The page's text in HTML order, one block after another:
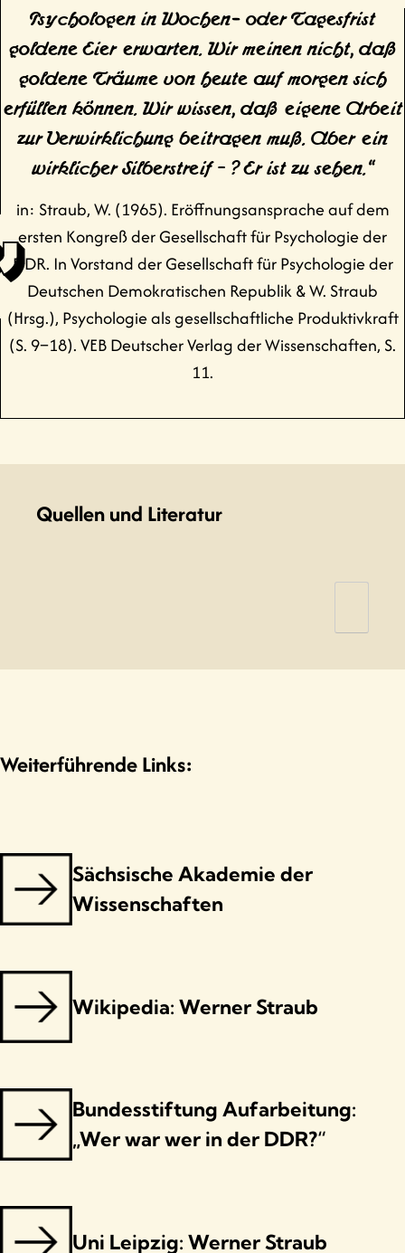
Psychologen in Wochen- oder Tagesfrist
goldene Eier erwarten. Wir meinen nicht, daß
goldene Träume von heute auf morgen sich
erfüllen können. Wir wissen, daß eigene Arbeit
zur Verwirklichung beitragen muß. Aber ein
wirklicher Silberstreif – ? Er ist zu sehen.“
in: Straub, W. (1965). Eröffnungsansprache auf dem
ersten Kongreß der Gesellschaft für Psychologie der
DDR. In Vorstand der Gesellschaft für Psychologie der
Deutschen Demokratischen Republik & W. Straub
(Hrsg.), Psychologie als gesellschaftliche Produktivkraft
(S. 9–18). VEB Deutscher Verlag der Wissenschaften, S.
11.
Quellen und Literatur
Hacker, W. (1983). Nachruf Werner Straub
Entscheidungen für die Psychologie an der
Weiterführende Links:
Sächsische Akademie der
Wissenschaften
Wikipedia: Werner Straub
Bundesstiftung Aufarbeitung:
„Wer war wer in der DDR?“
Uni Leipzig: Werner Straub